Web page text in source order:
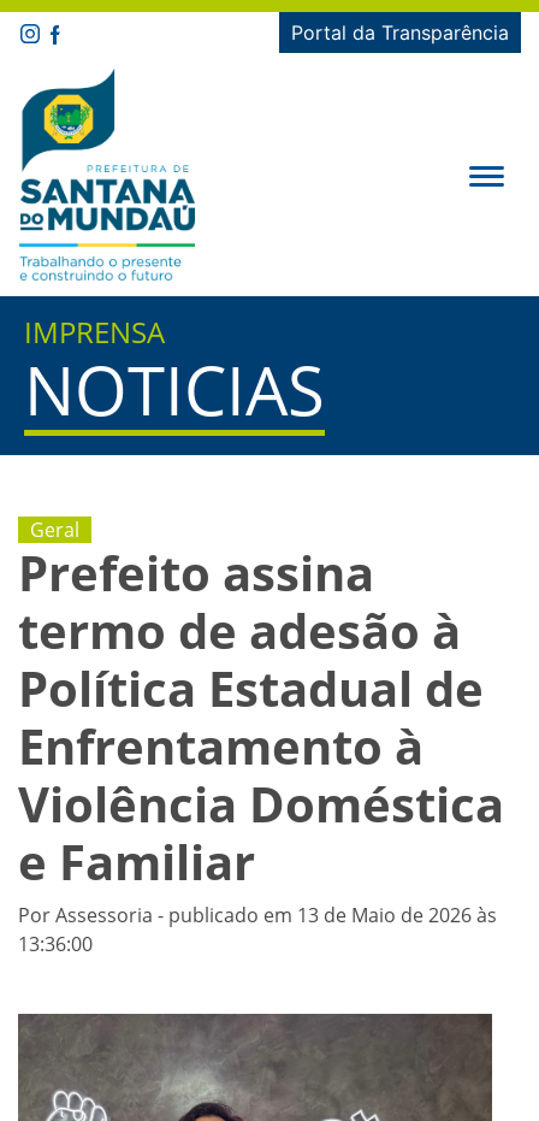
Portal da Transparência
IMPRENSA
NOTICIAS
Geral
Prefeito assina
termo de adesão à
Política Estadual de
Enfrentamento à
Violência Doméstica
e Familiar
Por Assessoria - publicado em 13 de Maio de 2026 às
13:36:00